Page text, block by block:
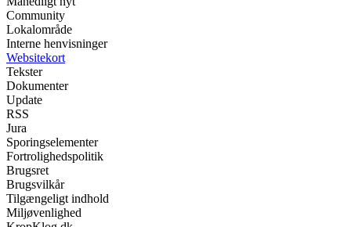
Community
Lokalområde
Interne henvisninger
Websitekort
Tekster
Dokumenter
Update
RSS
Jura
Sporingselementer
Fortrolighedspolitik
Brugsret
Brugsvilkår
Tilgængeligt indhold
Miljøvenlighed